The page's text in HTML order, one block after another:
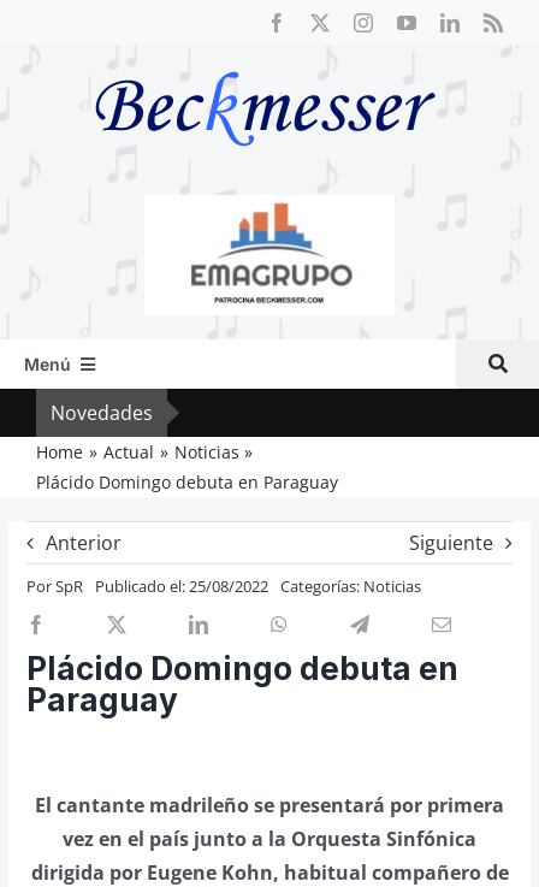
Menú
Inicio
Actual
Artículos
Crítica
Previos de ópera
Cosas de Beckmesser
Novedades
Home Actual
Noticias
Plácido Domingo debuta en Paraguay
Anterior Siguiente
PorSpR Publicado el: 25/08/2022 Categorías: Noticias
Plácido Domingo debuta en
Paraguay
El cantante madrileño se presentará por primera
vez en el país junto a la Orquesta Sinfónica
dirigida por Eugene Kohn, habitual compañero de